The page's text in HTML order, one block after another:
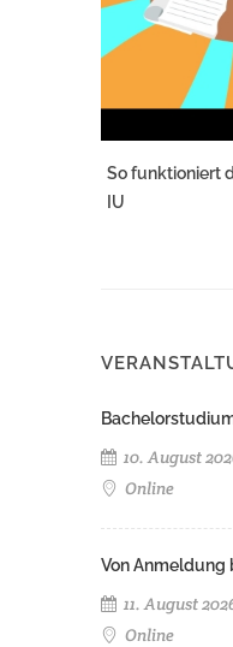
So funktioniert
IU
10. August
Online
Von Anmeldung
11. August
Online